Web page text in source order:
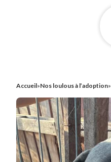
Accueil»Nos loulous à l’adoption»